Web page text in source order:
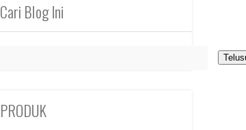
Cari Blog Ini
PRODUK